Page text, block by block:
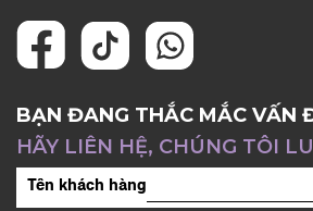
BẠN ĐANG THẮC MẮC VẤN
HÃY LIÊN HỆ, CHÚNG TÔI
Tên khách hàng